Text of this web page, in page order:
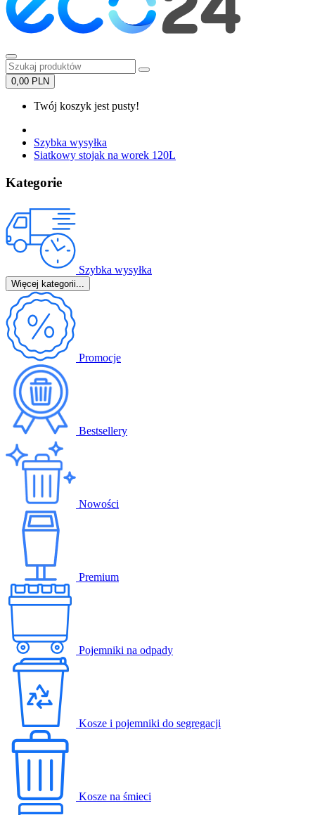
0,00 PLN
Twój koszyk jest pusty!
Szybka wysyłka
Siatkowy stojak na worek 120L
Kategorie
Szybka wysyłka
Więcej kategorii...
Promocje
Bestsellery
Nowości
Premium
Pojemniki na odpady
Kosze i pojemniki do segregacji
Kosze na śmieci